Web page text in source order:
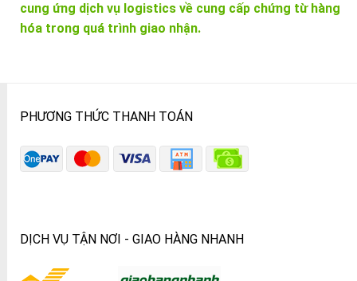
cung ứng dịch vụ logistics về cung cấp chứng từ hàng
hóa trong quá trình giao nhận.
PHƯƠNG THỨC THANH TOÁN
DỊCH VỤ TẬN NƠI - GIAO HÀNG NHANH